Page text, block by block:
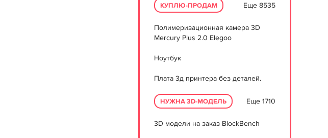
КУПЛЮ-ПРОДАМ Еще 8535
Полимеризационная камера 3D
Mercury Plus 2.0 Elegoo
Ноутбук
Плата 3д принтера без деталей.
НУЖНА 3D-МОДЕЛЬ Еще 1710
3D модели на заказ BlockBench